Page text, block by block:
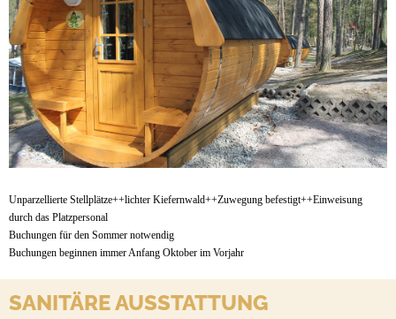
Unparzellierte Stellplätze++lichter Kiefernwald++Zuwegung befestigt++Einweisung
durch das Platzpersonal
Buchungen für den Sommer notwendig
Buchungen beginnen immer Anfang Oktober im Vorjahr
SANITÄRE AUSSTATTUNG